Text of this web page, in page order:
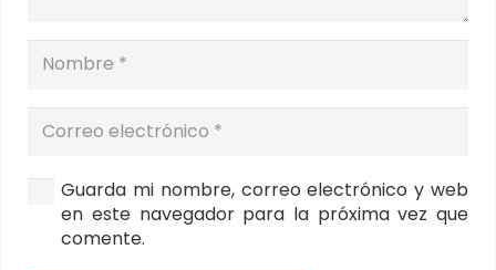
Guarda mi nombre, correo electrónico y web
en este navegador para la próxima vez que
comente.